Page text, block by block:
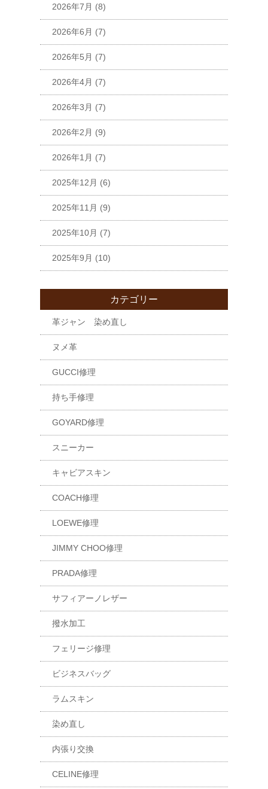
2026年7月 (8)
2026年6月 (7)
2026年5月 (7)
2026年4月 (7)
2026年3月 (7)
2026年2月 (9)
2026年1月 (7)
2025年12月 (6)
2025年11月 (9)
2025年10月 (7)
2025年9月 (10)
カテゴリー
革ジャン 染め直し
ヌメ革
GUCCI修理
持ち手修理
GOYARD修理
スニーカー
キャビアスキン
COACH修理
LOEWE修理
JIMMY CHOO修理
PRADA修理
サフィアーノレザー
撥水加工
フェリージ修理
ビジネスバッグ
ラムスキン
染め直し
内張り交換
CELINE修理